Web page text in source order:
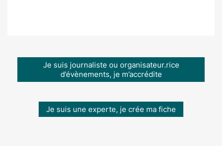
Je suis journaliste ou organisateur.rice
d’évènements, je m’accrédite
Je suis une experte, je crée ma fiche